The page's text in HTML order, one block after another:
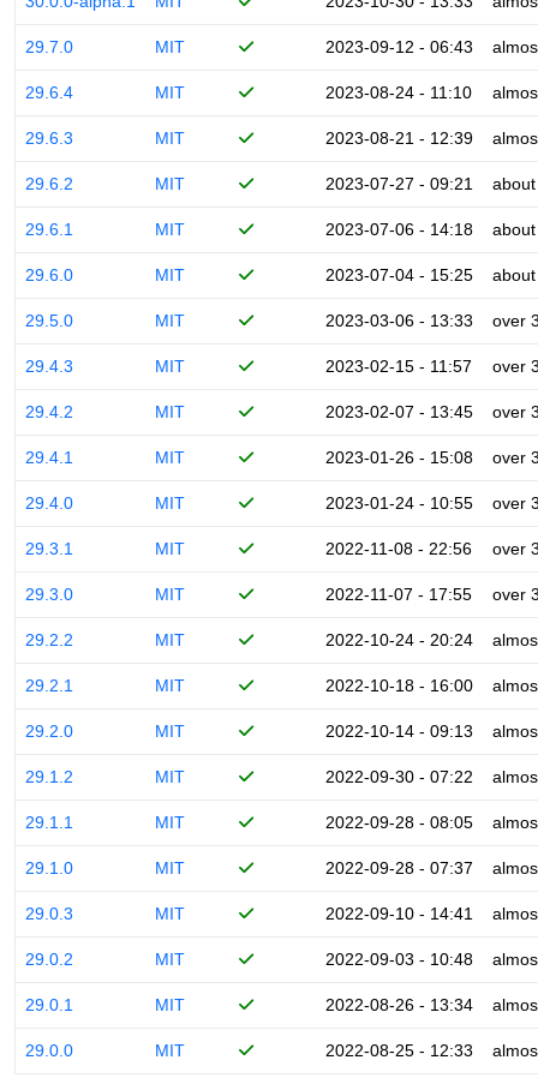
29.7.0 MIT 2023-09-12 - 06:43
29.6.4 MIT 2023-08-24 - 11:10
29.6.3 MIT 2023-08-21 - 12:39
29.6.2 MIT 2023-07-27 - 09:21
29.6.1 MIT 2023-07-06 - 14:18
29.6.0 MIT 2023-07-04 - 15:25
29.5.0 MIT 2023-03-06 - 13:33 over
29.4.3 MIT 2023-02-15 - 11:57 over
29.4.2 MIT 2023-02-07 - 13:45 over
29.4.1 MIT 2023-01-26 - 15:08 over
29.4.0 MIT 2023-01-24 - 10:55 over
29.3.1 MIT 2022-11-08 - 22:56 over
29.3.0 MIT 2022-11-07 - 17:55 over
29.2.2 MIT 2022-10-24 - 20:24
29.2.1 MIT 2022-10-18 - 16:00
29.2.0 MIT 2022-10-14 - 09:13
29.1.2 MIT 2022-09-30 - 07:22
29.1.1 MIT 2022-09-28 - 08:05
29.1.0 MIT 2022-09-28 - 07:37
29.0.3 MIT 2022-09-10 - 14:41
29.0.2 MIT 2022-09-03 - 10:48
29.0.1 MIT 2022-08-26 - 13:34
29.0.0 MIT 2022-08-25 - 12:33